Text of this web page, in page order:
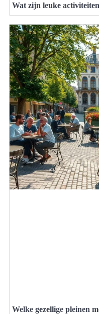
Wat zijn leuke
Welke gezellige pleinen